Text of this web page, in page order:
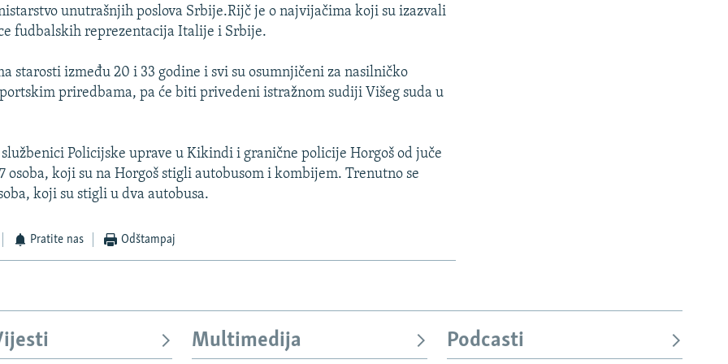
unutrašnjih poslova Srbije.Rijč je o najvijačima koji su izazvali
fudbalskih reprezentacija Italije i Srbije.
starosti između 20 i 33 godine i svi su osumnjičeni za nasilničko
priredbama, pa će biti privedeni istražnom sudiji Višeg suda u
Policijske uprave u Kikindi i granične policije Horgoš od juče
osoba, koji su na Horgoš stigli autobusom i kombijem. Trenutno se
koji su stigli u dva autobusa.
Pratite nas Odštampaj
Multimedija Podcasti